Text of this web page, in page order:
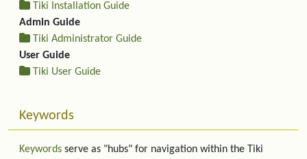
Tiki Installation Guide
Admin Guide
Tiki Administrator Guide
User Guide
Tiki User Guide
Keywords
Keywords serve as "hubs" for navigation within the Tiki